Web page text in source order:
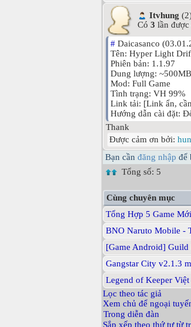
Itvhung
Có 3 lần
# Daicasanco
Tên: Hyper Light
Phiên bản: 1.1.97
Dung lượng: ~500MB
Mod: Full Game
Tình trạng: VH 99%
Link tải: [Link ẩn,
Hướng dẫn cài đặt:
Thank
Được cảm ơn bởi:
Bạn cần đăng nhập để
Tổng số: 5
Cùng chuyên mục
Tổng Hợp 5 Game
BNO Naruto Mobile -
[Game Android] Guild
Gangstar City v2.1.3
Legend of Keeper Việt
Lọc theo tác giả
Xem chủ để ngoại
Trong diễn đàn
Sắp xếp theo thứ tự từ